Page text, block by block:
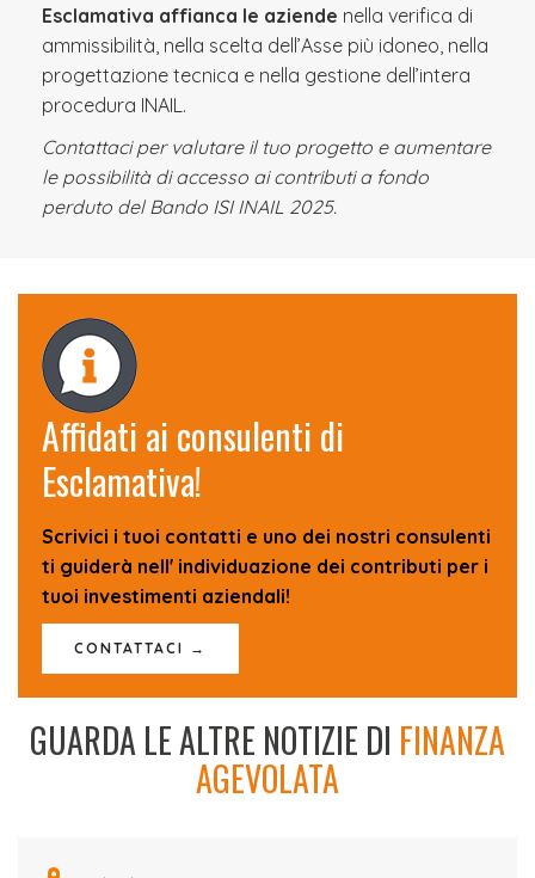
Esclamativa affianca le aziende nella verifica di
ammissibilità, nella scelta dell’Asse più idoneo, nella
progettazione tecnica e nella gestione dell’intera
procedura INAIL.
Contattaci per valutare il tuo progetto e aumentare
le possibilità di accesso ai contributi a fondo
perduto del Bando ISI INAIL 2025.
Affidati ai consulenti di
Esclamativa!
Scrivici i tuoi contatti e uno dei nostri consulenti
ti guiderà nell' individuazione dei contributi per i
tuoi investimenti aziendali!
CONTATTACI →
GUARDA LE ALTRE NOTIZIE DI FINANZA
AGEVOLATA